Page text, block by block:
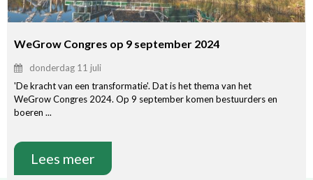
WeGrow Congres op 9 september 2024
donderdag 11 juli
'De kracht van een transformatie'. Dat is het thema van het
WeGrow Congres 2024. Op 9 september komen bestuurders en
boeren ...
Lees meer